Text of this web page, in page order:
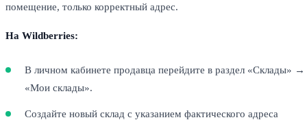
помещение, только корректный адрес.
На Wildberries:
В личном кабинете продавца перейдите в раздел «Склады» →
«Мои склады».
Создайте новый склад с указанием фактического адреса